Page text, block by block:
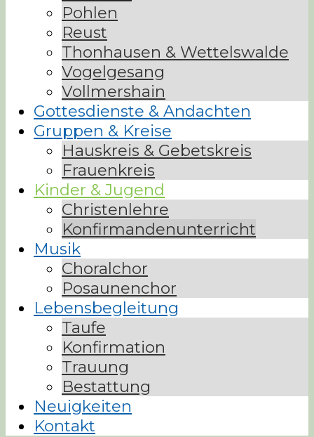
Pohlen
Reust
Thonhausen & Wettelswalde
Vogelgesang
Vollmershain
Gottesdienste & Andachten
Gruppen & Kreise
Hauskreis & Gebetskreis
Frauenkreis
Kinder & Jugend
Christenlehre
Konfirmandenunterricht
Musik
Choralchor
Posaunenchor
Lebensbegleitung
Taufe
Konfirmation
Trauung
Bestattung
Neuigkeiten
Kontakt